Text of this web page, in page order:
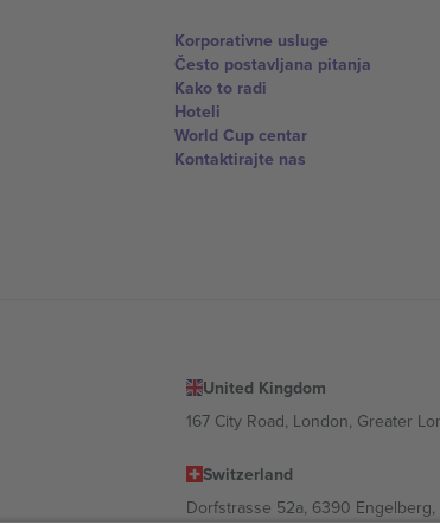
Korporativne usluge
Često postavljana pitanja
Kako to radi
Hoteli
World Cup centar
Kontaktirajte nas
United Kingdom
167 City Road, London, Greater
Switzerland
Dorfstrasse 52a, 6390 Engelberg,